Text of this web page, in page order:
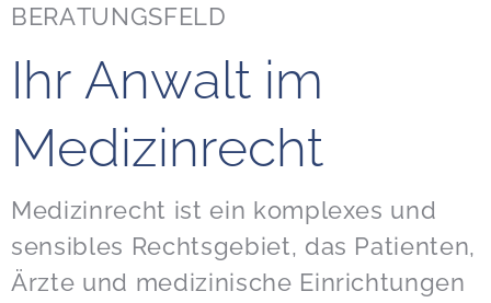
BERATUNGSFELD
Ihr Anwalt im
Medizinrecht
Medizinrecht ist ein komplexes und
sensibles Rechtsgebiet, das Patienten,
Ärzte und medizinische Einrichtungen